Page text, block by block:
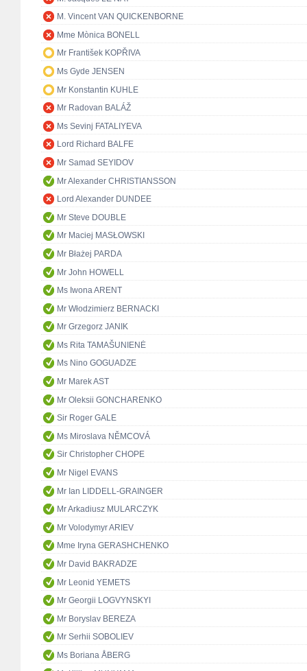
M. Vincent VAN QUICKENBORNE
Mme Mònica BONELL
Mr František KOPŘIVA
Ms Gyde JENSEN
Mr Konstantin KUHLE
Mr Radovan BALÁŽ
Ms Sevinj FATALIYEVA
Lord Richard BALFE
Mr Samad SEYIDOV
Mr Alexander CHRISTIANSSON
Lord Alexander DUNDEE
Mr Steve DOUBLE
Mr Maciej MASŁOWSKI
Mr Błażej PARDA
Mr John HOWELL
Ms Iwona ARENT
Mr Włodzimierz BERNACKI
Mr Grzegorz JANIK
Ms Rita TAMAŠUNIENĖ
Ms Nino GOGUADZE
Mr Marek AST
Mr Oleksii GONCHARENKO
Sir Roger GALE
Ms Miroslava NĚMCOVÁ
Sir Christopher CHOPE
Mr Nigel EVANS
Mr Ian LIDDELL-GRAINGER
Mr Arkadiusz MULARCZYK
Mr Volodymyr ARIEV
Mme Iryna GERASHCHENKO
Mr David BAKRADZE
Mr Leonid YEMETS
Mr Georgii LOGVYNSKYI
Mr Boryslav BEREZA
Mr Serhii SOBOLIEV
Ms Boriana ÅBERG